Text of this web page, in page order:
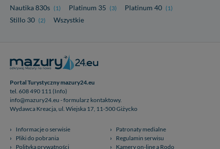
Nautika 830s (1) Platinum 35 (3) Platinum 40 (1)
Stillo 30 (2) Wszystkie
Portal Turystyczny mazury24.eu
tel. 608 490 111 (Info)
info@mazury24.eu - formularz kontaktowy.
Wydawca Kreacja, ul. Wiejska 17, 11-500 Giżycko
Informacje o serwisie
Patronaty medialne
Pliki do pobrania
Regulamin serwisu
Polityka prywatności
Kamery on-line a Rodo